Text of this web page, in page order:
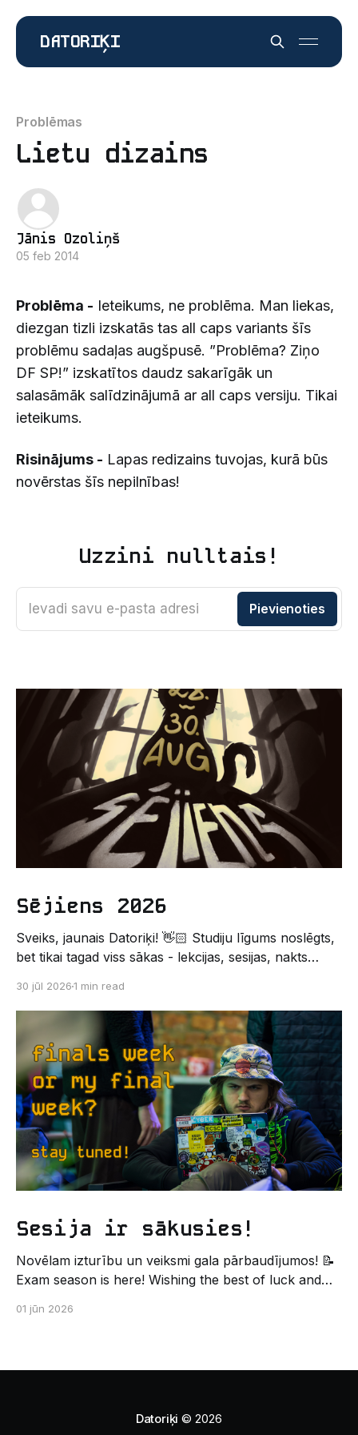
DATORIĶI
Problēmas
Lietu dizains
Jānis Ozoliņš
05 feb 2014
Problēma - Ieteikums, ne problēma. Man liekas,
diezgan tizli izskatās tas all caps variants šīs
problēmu sadaļas augšpusē. ”Problēma? Ziņo
DF SP!” izskatītos daudz sakarīgāk un
salasāmāk salīdzinājumā ar all caps versiju. Tikai
ieteikums.
Risinājums - Lapas redizains tuvojas, kurā būs
novērstas šīs nepilnības!
Uzzini nulltais!
Ievadi savu e-pasta adresi Pievienoties
Sējiens 2026
Sveiks, jaunais Datoriķi! 👋🏻 Studiju līgums noslēgts,
bet tikai tagad viss sākas - lekcijas, sesijas, nakts
Un kas gan būtu labāks veids, kā iepazīt savu jauno
dzīvi LU EZTF datoriķu vidē, par došanos uz
leģendāro “Sējienu”? 🐱 Šī pirmsaristoteļa nometne
palīdzēs tev iegūt pirmos draugus, ieskatu studenta
30 jūl 20261 min read
Sesija ir sākusies!
Novēlam izturību un veiksmi gala pārbaudījumos! 📝
Exam season is here! Wishing the best of luck and
pašpārvaldes komunikācijas virziens
01 jūn 2026
Datoriķi © 2026